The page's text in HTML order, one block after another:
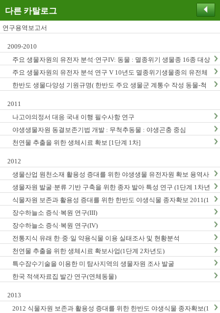
다른 카탈로그
연구용역보고서
2009-2010
주요 생물자원의 유전자 분석·연구IV: 동물 : 멸종위기 생물종 16종 대상
주요 생물자원의 유전자 분석 연구 V 10년도 멸종위기생물종의 유전체
연구
한반도 생물다양성 기원규명( 한반도 주요 생물군 계통수 작성 동물-척
2011
나고야의정서 대응 국내 이행 필수사항 연구
야생생물자원 동결보존기법 개발 : 무척추동물 : 야생곤충 중심
천연물 추출을 위한 생체시료 확보 [1단계 1차]
2012
생물산업 원천소재 활용성 증대를 위한 야생생물 유전자원 확보 용역사
업 (2012년)
생물자원 발굴·분류 기반 구축을 위한 종자 발아 특성 연구 (1단계 1차년
도)
식물자원 보존과 활용성 증대를 위한 한반도 야생식물 종자확보 2011(1
단계1차년도)
장수하늘소 증식·복원 연구(III)
장수하늘소 증식·복원 연구(IV)
전통지식 유래 한·중·일 약용식물 이용 실태조사 및 현황분석
천연물 추출을 위한 생체시료 확보사업(1단계 2차년도)
특수잠수기술을 이용한 미 탐사지역의 생물자원 조사 발굴
한국 적색자료집 발간 연구(연체동물)
2013
2012 식물자원 보존과 활용성 증대를 위한 한반도 야생식물 종자확보(1